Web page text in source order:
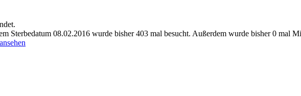
Sterbedatum 08.02.2016 wurde bisher 403 mal besucht. Außerdem wurde bisher 0 mal